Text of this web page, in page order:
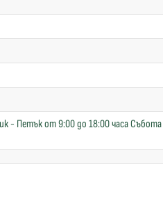
- Петък от 9:00 до 18:00 часа